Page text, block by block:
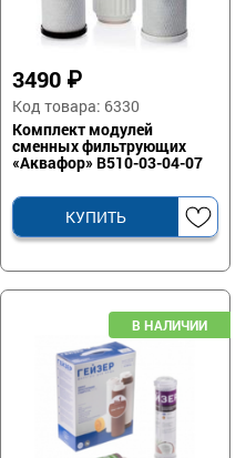
3490 ₽
Код товара: 6330
Комплект модулей
сменных фильтрующих
«Аквафор» В510-03-04-07
КУПИТЬ